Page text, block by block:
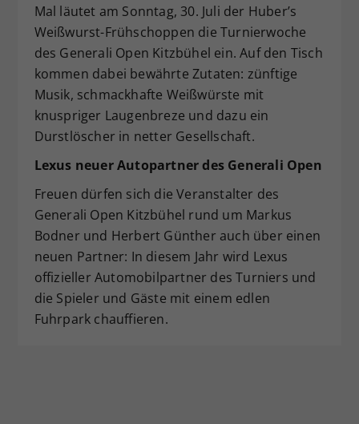
Mal läutet am Sonntag, 30. Juli der Huber’s
Weißwurst-Frühschoppen die Turnierwoche
des Generali Open Kitzbühel ein. Auf den Tisch
kommen dabei bewährte Zutaten: zünftige
Musik, schmackhafte Weißwürste mit
knuspriger Laugenbreze und dazu ein
Durstlöscher in netter Gesellschaft.
Lexus neuer Autopartner des Generali Open
Freuen dürfen sich die Veranstalter des
Generali Open Kitzbühel rund um Markus
Bodner und Herbert Günther auch über einen
neuen Partner: In diesem Jahr wird Lexus
offizieller Automobilpartner des Turniers und
die Spieler und Gäste mit einem edlen
Fuhrpark chauffieren.